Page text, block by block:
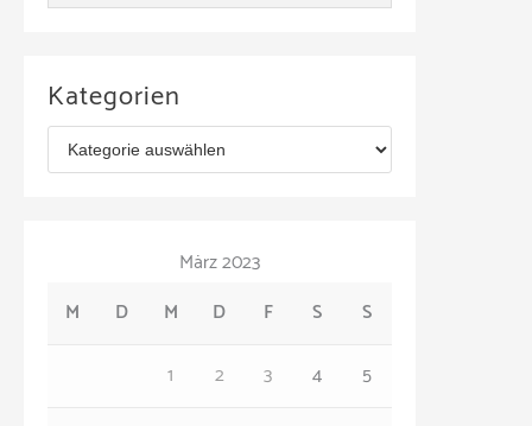
hKategorien
März 2023
M
D M D F S
S
1
2 3 4
5